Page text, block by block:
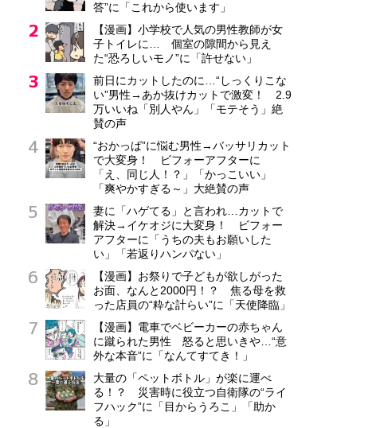
答”に「これから使います」
【漫画】小学校で人気の男性教師が女
子トイレに… 個室の隙間から見え
た“恐ろしいモノ”に「許せない」
前日にカットしたのに…“しっくりこな
い”男性→あか抜けカットで激変！ 2.9
万いいね「別人やん」「モテそう」絶
賛の声
“おかっぱ”に悩む男性→バッサリカット
で大変身！ ビフォーアフターに
「え、同じ人！？」「かっこいい」
「爽やかすぎる～」大絶賛の声
妻に「ハゲてる」と言われ…カットで
解決→イケオジに大変身！ ビフォー
アフターに「うちの夫もお願いした
い」「若返りハンパない」
【漫画】お祭りで子どもが欲しがった
お面、なんと2000円！？ 焦る母を救
った店員の“粋な計らい”に「天使降臨」
【漫画】電車でベビーカーの赤ちゃん
に蹴られた男性 怒ると思いきや…“意
外な本音”に「なんてすてき！」
大量の「ペットボトル」が楽に運べ
る！？ 災害時に役立つ自衛隊の“ライ
フハック”に「目からうろこ」「助か
る」